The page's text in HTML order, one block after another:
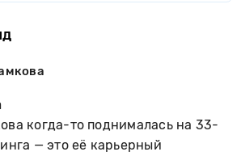
когда-то поднималась на 33-
— это её карьерный